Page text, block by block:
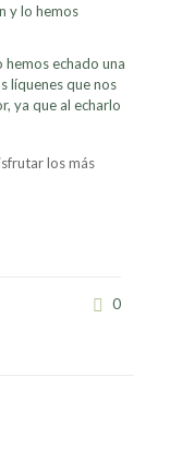
y lo hemos
echado una
líquenes que nos
ya que al echarlo
los más
0